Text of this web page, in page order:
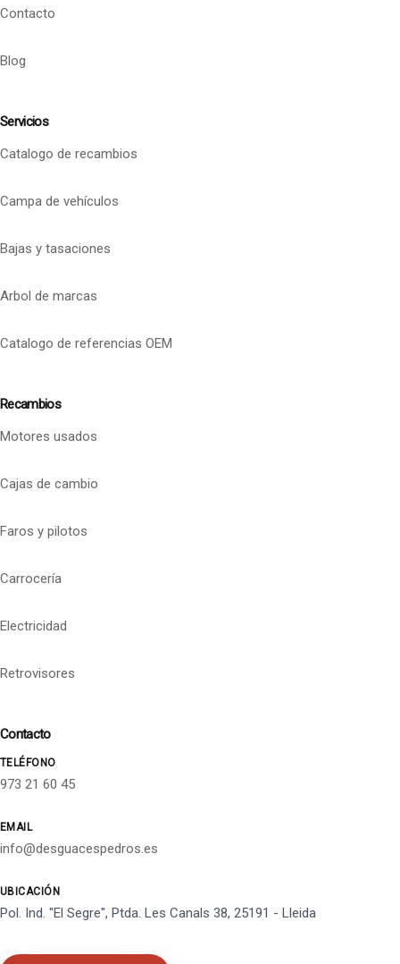
Contacto
Blog
Servicios
Catalogo de recambios
Campa de vehículos
Bajas y tasaciones
Arbol de marcas
Catalogo de referencias OEM
Recambios
Motores usados
Cajas de cambio
Faros y pilotos
Carrocería
Electricidad
Retrovisores
Contacto
TELÉFONO
973 21 60 45
EMAIL
info@desguacespedros.es
UBICACIÓN
Pol. Ind. "El Segre", Ptda. Les Canals 38, 25191 - Lleida